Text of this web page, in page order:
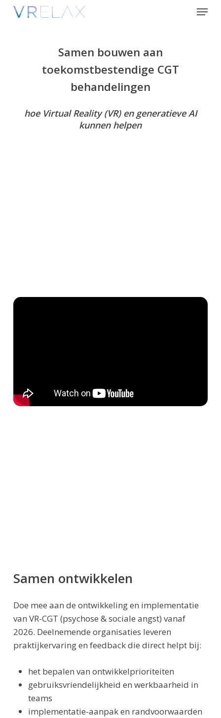
Skip
Menu
Samen bouwen aan
toekomstbestendige CGT
behandelingen
hoe Virtual Reality (VR) en generatieve AI
kunnen helpen
Samen ontwikkelen
Doe mee aan de ontwikkeling en implementatie
van VR-CGT (psychose & sociale angst) vanaf
2026. Deelnemende organisaties leveren
praktijkervaring en feedback die direct helpt bij:
het bepalen van ontwikkelprioriteiten
gebruiksvriendelijkheid en werkbaarheid in
teams
implementatie-aanpak en randvoorwaarden